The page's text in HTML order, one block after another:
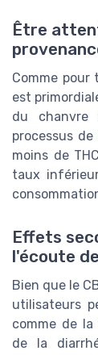
Être
Comme pour
est
du chanvre
processus
moins de
taux
Effets
l'écoute
Bien que le
utilisateurs
comme de
de la